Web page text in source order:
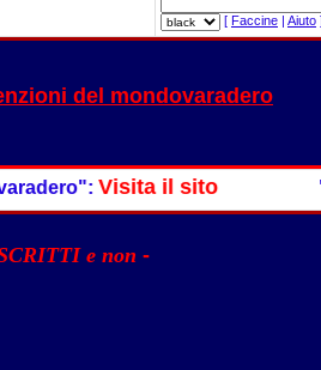
[ Faccine| Aiuto]
del mondovaradero
Visita il sito"Il sito del
e non -